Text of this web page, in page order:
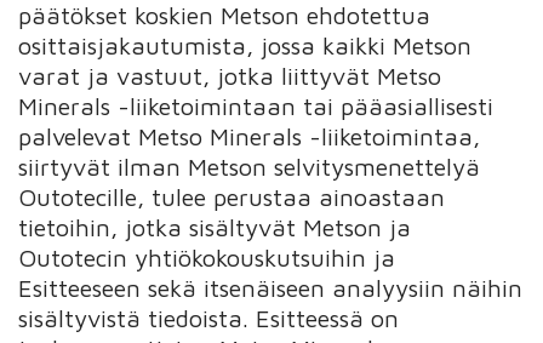
päätökset koskien Metson ehdotettua
osittaisjakautumista, jossa kaikki Metson
varat ja vastuut, jotka liittyvät Metso
Minerals -liiketoimintaan tai pääasiallisesti
palvelevat Metso Minerals -liiketoimintaa,
siirtyvät ilman Metson selvitysmenettelyä
Outotecille, tulee perustaa ainoastaan
tietoihin, jotka sisältyvät Metson ja
Outotecin yhtiökokouskutsuihin ja
Esitteeseen sekä itsenäiseen analyysiin näihin
sisältyvistä tiedoista. Esitteessä on